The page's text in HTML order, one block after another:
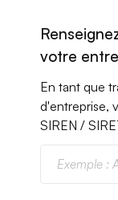
votre
En tant que
d'entreprise,
SIREN /